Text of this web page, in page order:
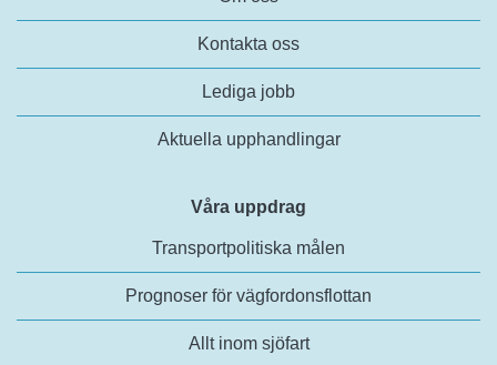
Kontakta oss
Lediga jobb
Aktuella upphandlingar
Våra uppdrag
Transportpolitiska målen
Prognoser för vägfordonsflottan
Allt inom sjöfart